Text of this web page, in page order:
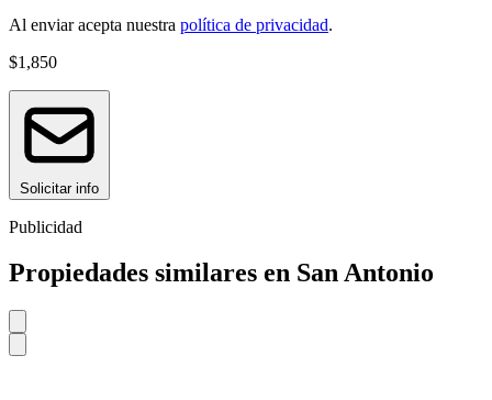
Al enviar acepta nuestra política de privacidad.
$1,850
Solicitar info
Publicidad
Propiedades similares en San Antonio